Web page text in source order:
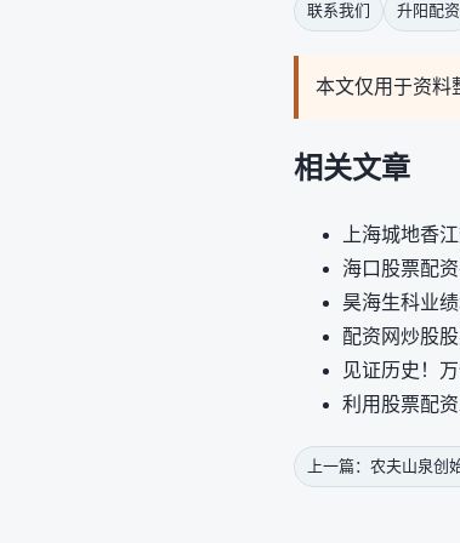
联系我们 升阳配资
本文仅用于资料
相关文章
上海城地香
海口股票配
昊海生科业
配资网炒股
见证历史！
利用股票配
上一篇：农夫山泉创